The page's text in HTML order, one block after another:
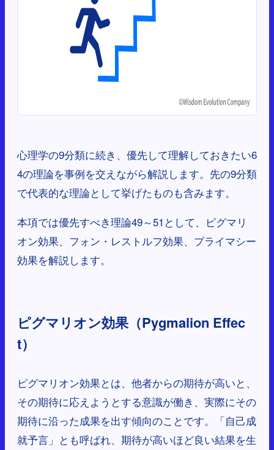
心理学の9分類に続き、優先して理解しておきたい6
4の理論を事例を交えながら解説します。先の9分類
で代表的な理論として挙げたものも含みます。
本項では優先すべき理論49～51として、ピグマリ
オン効果、フォン・レストルフ効果、プライマシー
効果を解説します。
ピグマリオン効果（Pygmalion Effec
t）
ピグマリオン効果とは、他者からの期待が高いと、
その期待に応えようとする意識が働き、実際にその
期待に沿った成果を出す傾向のことです。「自己成
就予言」とも呼ばれ、期待が高いほど良い結果を生